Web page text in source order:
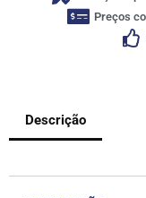
Preços
Descrição